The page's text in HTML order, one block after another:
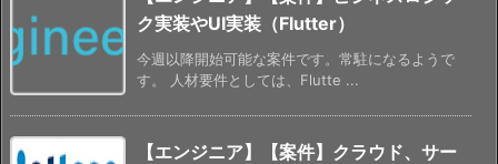
ク実装やUI実装（Flutter）
今週以降開始可能な案件です。常駐になるようで
す。 人材要件としては、Flutte ...
【エンジニア】【案件】クラウド、サー